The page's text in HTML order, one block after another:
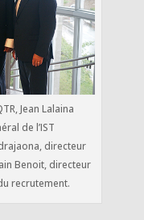
Jean Lalaina
de l’IST
directeur
Benoit, directeur
recrutement.